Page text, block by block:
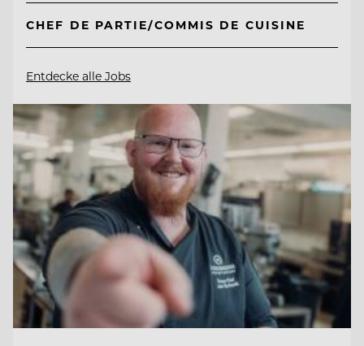
CHEF DE PARTIE/COMMIS DE CUISINE
Entdecke alle Jobs